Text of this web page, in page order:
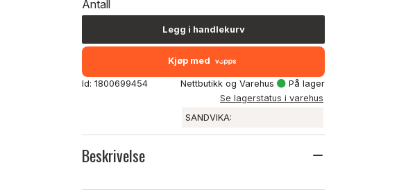
Antall
Legg i handlekurv
Kjøp med
Id: 1800699454 Nettbutikk og Varehus
På lager
Se lagerstatus i varehus
SANDVIKA:
Beskrivelse